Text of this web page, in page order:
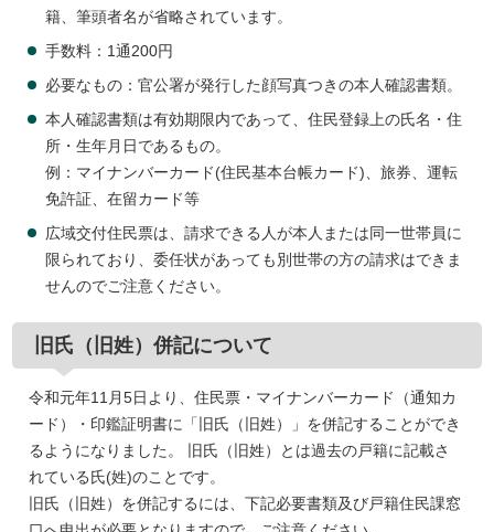
籍、筆頭者名が省略されています。
手数料：1通200円
必要なもの：官公署が発行した顔写真つきの本人確認書類。
本人確認書類は有効期限内であって、住民登録上の氏名・住
所・生年月日であるもの。
例：マイナンバーカード(住民基本台帳カード)、旅券、運転
免許証、在留カード等
広域交付住民票は、請求できる人が本人または同一世帯員に
限られており、委任状があっても別世帯の方の請求はできま
せんのでご注意ください。
旧氏（旧姓）併記について
令和元年11月5日より、住民票・マイナンバーカード（通知カ
ード）・印鑑証明書に「旧氏（旧姓）」を併記することができ
るようになりました。 旧氏（旧姓）とは過去の戸籍に記載さ
れている氏(姓)のことです。
旧氏（旧姓）を併記するには、下記必要書類及び戸籍住民課窓